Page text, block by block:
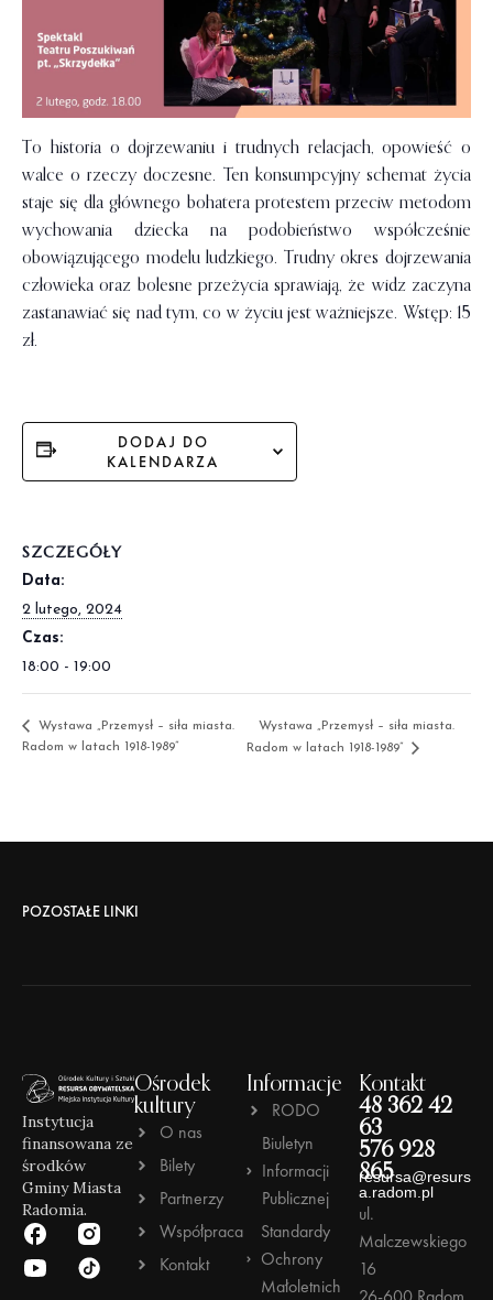
To historia o dojrzewaniu i trudnych relacjach, opowieść o
walce o rzeczy doczesne. Ten konsumpcyjny schemat życia
staje się dla głównego bohatera protestem przeciw metodom
wychowania dziecka na podobieństwo współcześnie
obowiązującego modelu ludzkiego. Trudny okres dojrzewania
człowieka oraz bolesne przeżycia sprawiają, że widz zaczyna
zastanawiać się nad tym, co w życiu jest ważniejsze. Wstęp: 15
zł.
DODAJ DO
KALENDARZA
SZCZEGÓŁY
Data:
2 lutego, 2024
Czas:
18:00 - 19:00
Wystawa „Przemysł – siła miasta.
Radom w latach 1918-1989”
Wystawa „Przemysł – siła miasta.
Radom w latach 1918-1989”
POZOSTAŁE LINKI
Instytucja
finansowana ze
środków
Gminy Miasta
Radomia.
Ośrodek
kultury
O nas
Bilety
Partnerzy
Współpraca
Kontakt
Informacje
RODO
Biuletyn
Informacji
Publicznej
Standardy
Ochrony
Małoletnich
Kontakt
48 362 42
63
576 928
865
resursa@resurs
a.radom.pl
ul.
Malczewskiego
16